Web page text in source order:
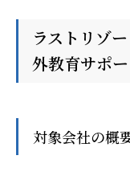
ラストリゾ
外教育サポー
対象会社の概